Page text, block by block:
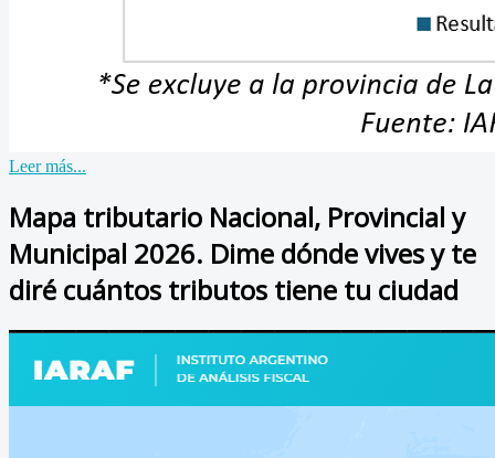
Leer más...
Mapa tributario Nacional, Provincial y
Municipal 2026. Dime dónde vives y te
diré cuántos tributos tiene tu ciudad